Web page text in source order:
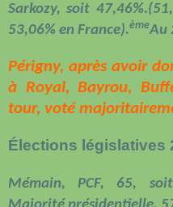
Sarkozy, soit
53,06% en France).èmeAu
Périgny, après avoir
à Royal, Bayrou,
tour, voté
Élections législatives
Mémain, PCF, 65,